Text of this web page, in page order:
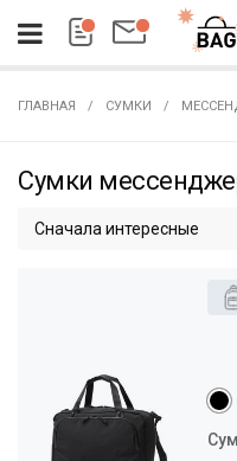
ГЛАВНАЯ СУМКИ
Сумки
Сначала интересные